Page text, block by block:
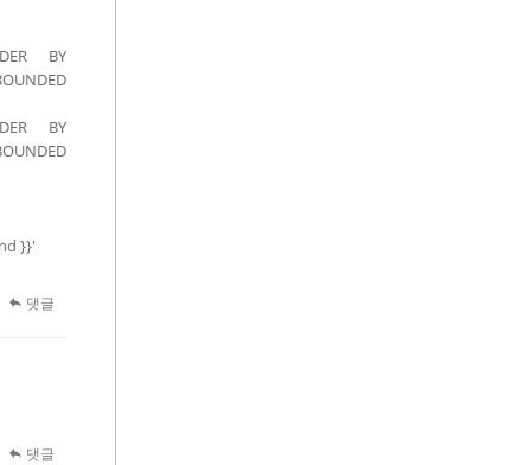
BY
BY
}}'
댓글
댓글